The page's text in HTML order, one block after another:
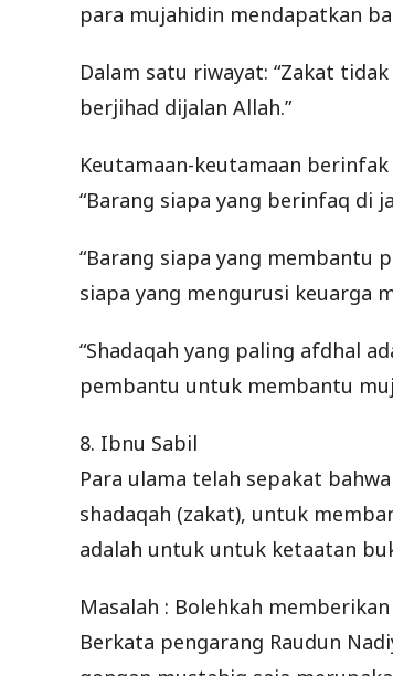
para mujahidin mendapatkan
Dalam satu riwayat: “Zakat
berjihad dijalan Allah.”
Keutamaan-keutamaan
“Barang siapa yang berinfaq di
“Barang siapa yang membantu
siapa yang mengurusi keuarga
“Shadaqah yang paling afdhal
pembantu untuk membantu
8. Ibnu Sabil
Para ulama telah sepakat
shadaqah (zakat), untuk
adalah untuk untuk ketaatan
Masalah : Bolehkah
Berkata pengarang Raudun